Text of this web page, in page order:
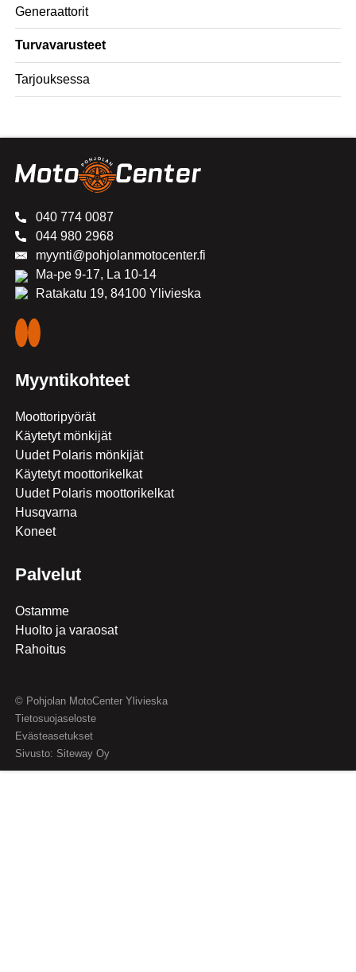
Generaattorit
Turvavarusteet
Tarjouksessa
040 774 0087
044 980 2968
myynti@pohjolanmotocenter.fi
Ma-pe 9-17, La 10-14
Ratakatu 19, 84100 Ylivieska
Myyntikohteet
Moottoripyörät
Käytetyt mönkijät
Uudet Polaris mönkijät
Käytetyt moottorikelkat
Uudet Polaris moottorikelkat
Husqvarna
Koneet
Palvelut
Ostamme
Huolto ja varaosat
Rahoitus
© Pohjolan MotoCenter Ylivieska
Tietosuojaseloste
Evästeasetukset
Sivusto: Siteway Oy